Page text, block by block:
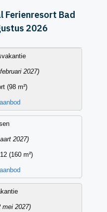
Ferienresort Bad
2026
2027)
(98 m²)
2027)
(160 m²)
mei 2027)